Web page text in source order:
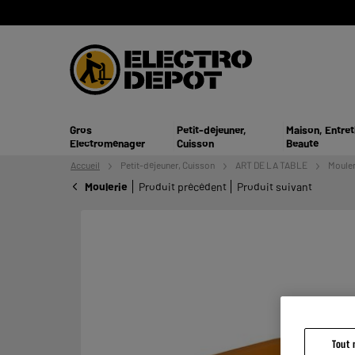
Gros
Electroménager
Petit-déjeuner,
Cuisson
Maison,
Beauté
Accueil Petit-déjeuner, Cuisson ART DE LA TABLE
Moulerie Produit précédent Produit suivant
Tout